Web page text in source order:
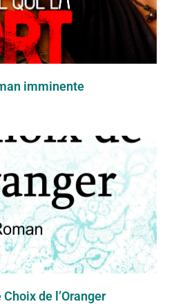
imminente
de l’Oranger